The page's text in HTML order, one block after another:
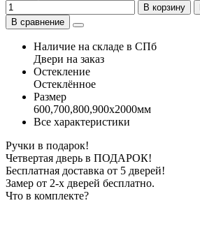
В корзину
В сравнение
Наличие на складе в СПб
Двери на заказ
Остекление
Остеклённое
Размер
600,700,800,900х2000мм
Все характеристики
Ручки в подарок!
Четвертая дверь в ПОДАРОК!
Бесплатная доставка от 5 дверей!
Замер от 2-х дверей бесплатно.
Что в комплекте?